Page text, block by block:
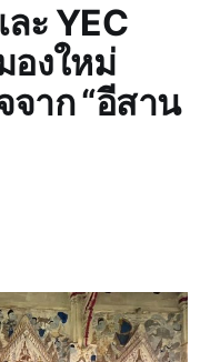
ะ YEC
องใหม่
จาก “อีสาน